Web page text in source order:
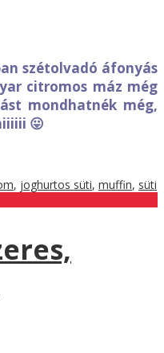
szétolvadó áfonyás
citromos máz még
mondhatnék még,
😛
, joghurtos süti, muffin, süti